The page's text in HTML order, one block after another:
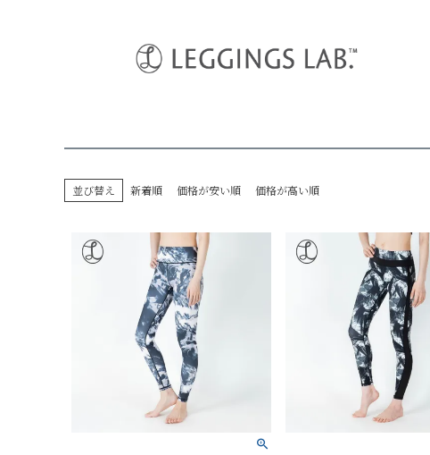
並び替え 新着順 価格が安い順 価格が高い順